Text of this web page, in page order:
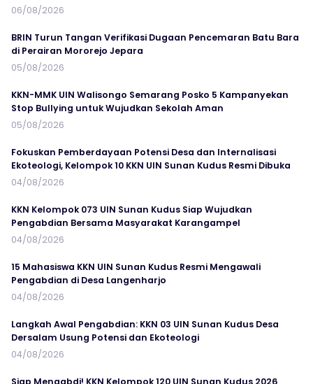
06/08/2026
BRIN Turun Tangan Verifikasi Dugaan Pencemaran Batu Bara
di Perairan Mororejo Jepara
05/08/2026
KKN-MMK UIN Walisongo Semarang Posko 5 Kampanyekan
Stop Bullying untuk Wujudkan Sekolah Aman
05/08/2026
Fokuskan Pemberdayaan Potensi Desa dan Internalisasi
Ekoteologi, Kelompok 10 KKN UIN Sunan Kudus Resmi Dibuka
04/08/2026
KKN Kelompok 073 UIN Sunan Kudus Siap Wujudkan
Pengabdian Bersama Masyarakat Karangampel
04/08/2026
15 Mahasiswa KKN UIN Sunan Kudus Resmi Mengawali
Pengabdian di Desa Langenharjo
04/08/2026
Langkah Awal Pengabdian: KKN 03 UIN Sunan Kudus Desa
Dersalam Usung Potensi dan Ekoteologi
04/08/2026
Siap Mengabdi! KKN Kelompok 120 UIN Sunan Kudus 2026